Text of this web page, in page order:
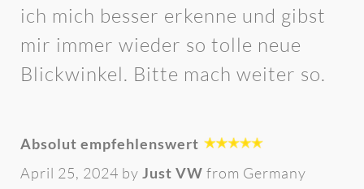
ich mich besser erkenne und gibst
mir immer wieder so tolle neue
Blickwinkel. Bitte mach weiter so.
Absolut empfehlenswert
April 25, 2024 by Just VW from Germany